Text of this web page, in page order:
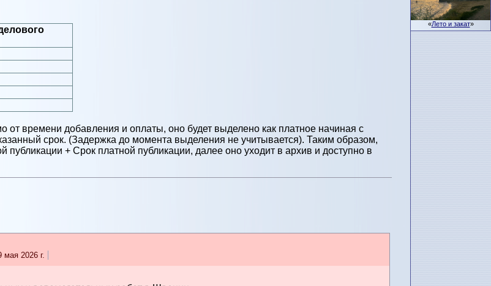
«Лето и закат»
от времени добавления и оплаты, оно будет выделено как платное начиная с
срок. (Задержка до момента выделения не учитывается). Таким образом,
+ Срок платной публикации, далее оно уходит в архив и доступно в
мая 2026 г.